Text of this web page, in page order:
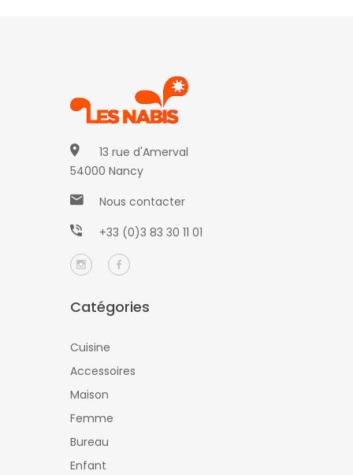
13 rue d'Amerval
54000 Nancy
Nous contacter
+33 (0)3 83 30 11 01
Catégories
Cuisine
Accessoires
Maison
Femme
Bureau
Enfant